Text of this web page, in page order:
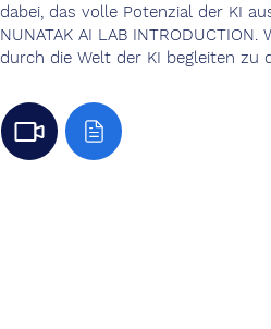
dabei, das volle Potenzial der KI
NUNATAK AI LAB
durch die Welt der KI begleiten zu